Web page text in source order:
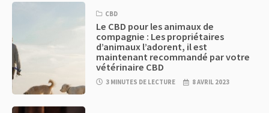
CBD
Le CBD pour les animaux de
compagnie : Les propriétaires
d’animaux l’adorent, il est
maintenant recommandé par votre
vétérinaire CBD
3 MINUTES DE LECTURE 8 AVRIL 2023